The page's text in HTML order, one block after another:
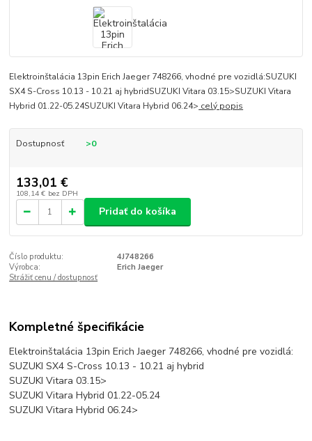
Elektroinštalácia 13pin Erich Jaeger 748266, vhodné pre vozidlá:SUZUKI
SX4 S-Cross 10.13 - 10.21 aj hybridSUZUKI Vitara 03.15>SUZUKI Vitara
Hybrid 01.22-05.24SUZUKI Vitara Hybrid 06.24> celý popis
Dostupnosť >0
133,01 €
108,14 € bez DPH
Pridať do košíka
Číslo produktu:
4J748266
Výrobca:
Erich Jaeger
Strážiť cenu / dostupnosť
Kompletné špecifikácie
Elektroinštalácia 13pin Erich Jaeger 748266, vhodné pre vozidlá:
SUZUKI SX4 S-Cross 10.13 - 10.21 aj hybrid
SUZUKI Vitara 03.15>
SUZUKI Vitara Hybrid 01.22-05.24
SUZUKI Vitara Hybrid 06.24>